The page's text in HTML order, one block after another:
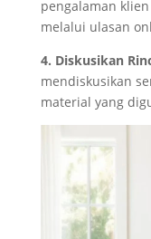
pengalaman
melalui ulasan
4. Diskusikan
mendiskusikan
material yang